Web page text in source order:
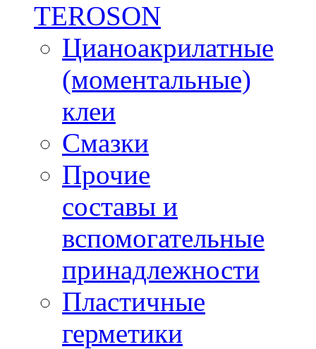
TEROSON
Цианоакрилатные
(моментальные)
клеи
Смазки
Прочие
составы и
вспомогательные
принадлежности
Пластичные
герметики